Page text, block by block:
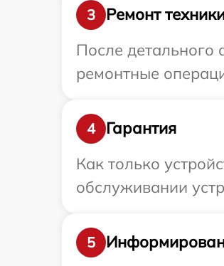
3
Ремонт
После детального
ремонтные
4
Гарантия
Как только
обслуживании
5